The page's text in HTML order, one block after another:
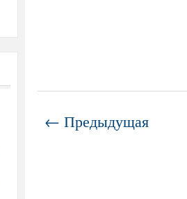
← Предыдущая